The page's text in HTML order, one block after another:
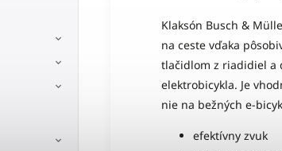
Klaksón Busch &
na ceste vďaka
tlačidlom z riadidiel a
elektrobicykla. Je
nie na bežných e-
efektívny zvuk